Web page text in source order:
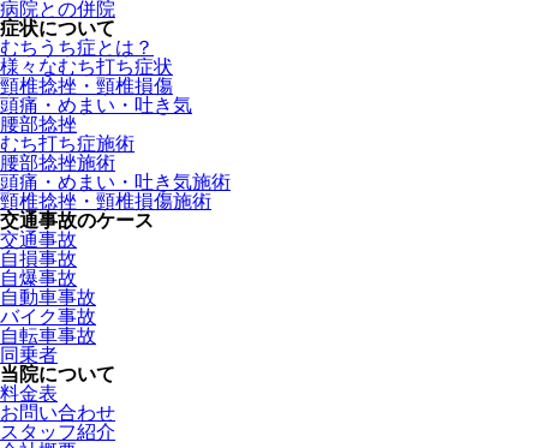
病院との併院
症状について
むちうち症とは？
様々なむち打ち症状
頸椎捻挫・頸椎損傷
頭痛・めまい・吐き気
腰部捻挫
むち打ち症施術
腰部捻挫施術
頭痛・めまい・吐き気施術
頸椎捻挫・頸椎損傷施術
交通事故のケース
交通事故
自損事故
自爆事故
自動車事故
バイク事故
自転車事故
同乗者
当院について
料金表
お問い合わせ
スタッフ紹介